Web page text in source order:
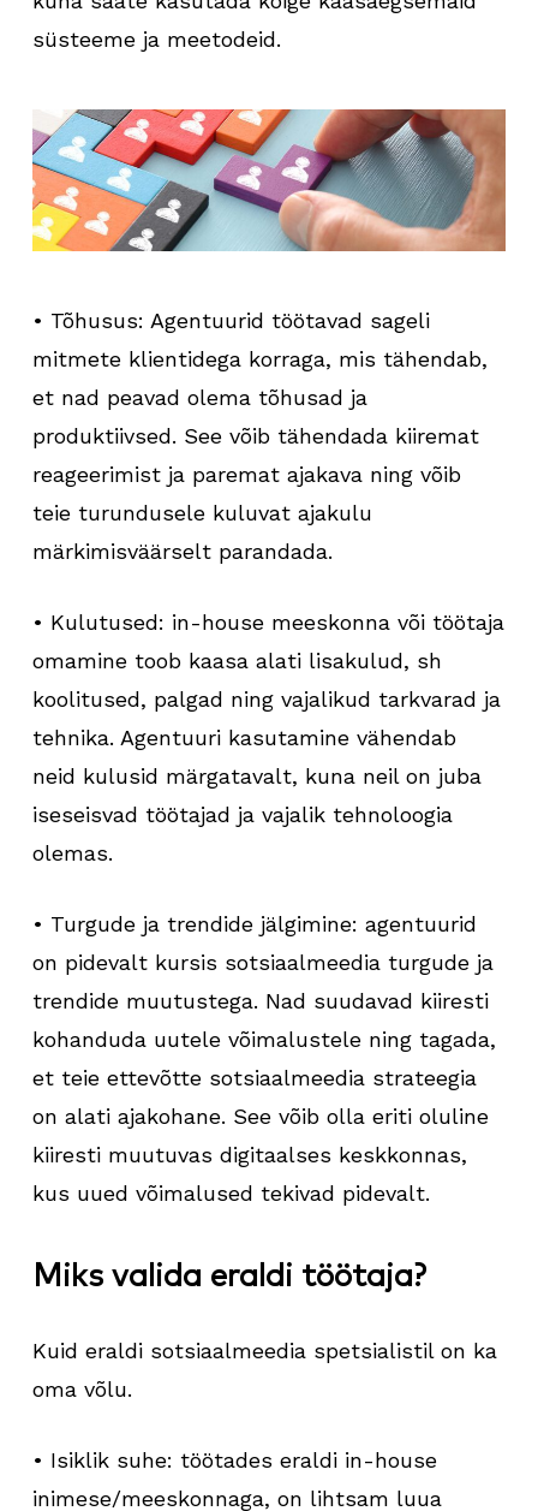
süsteeme ja meetodeid.
• Tõhusus: Agentuurid töötavad sageli
mitmete klientidega korraga, mis tähendab,
et nad peavad olema tõhusad ja
produktiivsed. See võib tähendada kiiremat
reageerimist ja paremat ajakava ning võib
teie turundusele kuluvat ajakulu
märkimisväärselt parandada.
• Kulutused: in-house meeskonna või töötaja
omamine toob kaasa alati lisakulud, sh
koolitused, palgad ning vajalikud tarkvarad ja
tehnika. Agentuuri kasutamine vähendab
neid kulusid märgatavalt, kuna neil on juba
iseseisvad töötajad ja vajalik tehnoloogia
olemas.
• Turgude ja trendide jälgimine: agentuurid
on pidevalt kursis sotsiaalmeedia turgude ja
trendide muutustega. Nad suudavad kiiresti
kohanduda uutele võimalustele ning tagada,
et teie ettevõtte sotsiaalmeedia strateegia
on alati ajakohane. See võib olla eriti oluline
kiiresti muutuvas digitaalses keskkonnas,
kus uued võimalused tekivad pidevalt.
Miks valida eraldi töötaja?
Kuid eraldi sotsiaalmeedia spetsialistil on ka
oma võlu.
• Isiklik suhe: töötades eraldi in-house
inimese/meeskonnaga, on lihtsam luua